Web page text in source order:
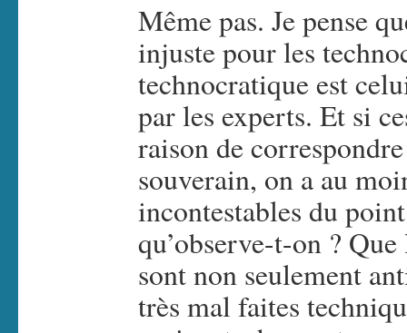
Même pas. Je pense
injuste pour les
technocratique est
par les experts. Et si
raison de
souverain, on a au
incontestables du
qu’observe-t-on ?
sont non seulement
très mal faites